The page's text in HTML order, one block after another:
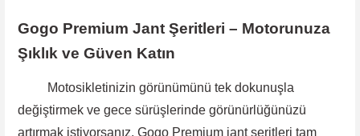
Gogo Premium Jant Şeritleri – Motorunuza
Şıklık ve Güven Katın
Motosikletinizin görünümünü tek dokunuşla
değiştirmek ve gece sürüşlerinde görünürlüğünüzü
artırmak istiyorsanız, Gogo Premium jant şeritleri tam